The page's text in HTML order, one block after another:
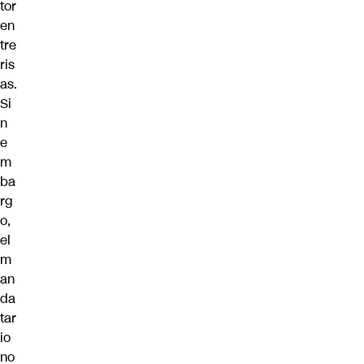
tor
en
tre
ris
as.
Si
n
e
m
ba
rg
o,
el
m
an
da
tar
io
no